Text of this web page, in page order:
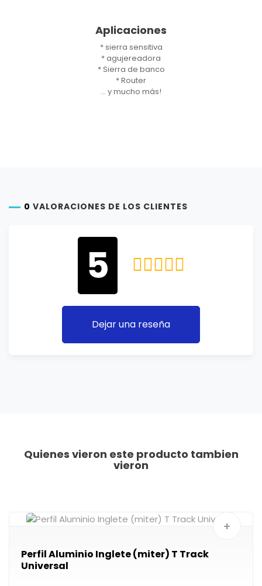
Aplicaciones
* sierra sensitiva
* agujereadora
* Sierra de banco
* Router
... y mucho más!
0 VALORACIONES DE LOS CLIENTES
5
Dejar una reseña
Quienes vieron este producto tambien
vieron
+
Perfil Aluminio Inglete (miter) T Track
Universal